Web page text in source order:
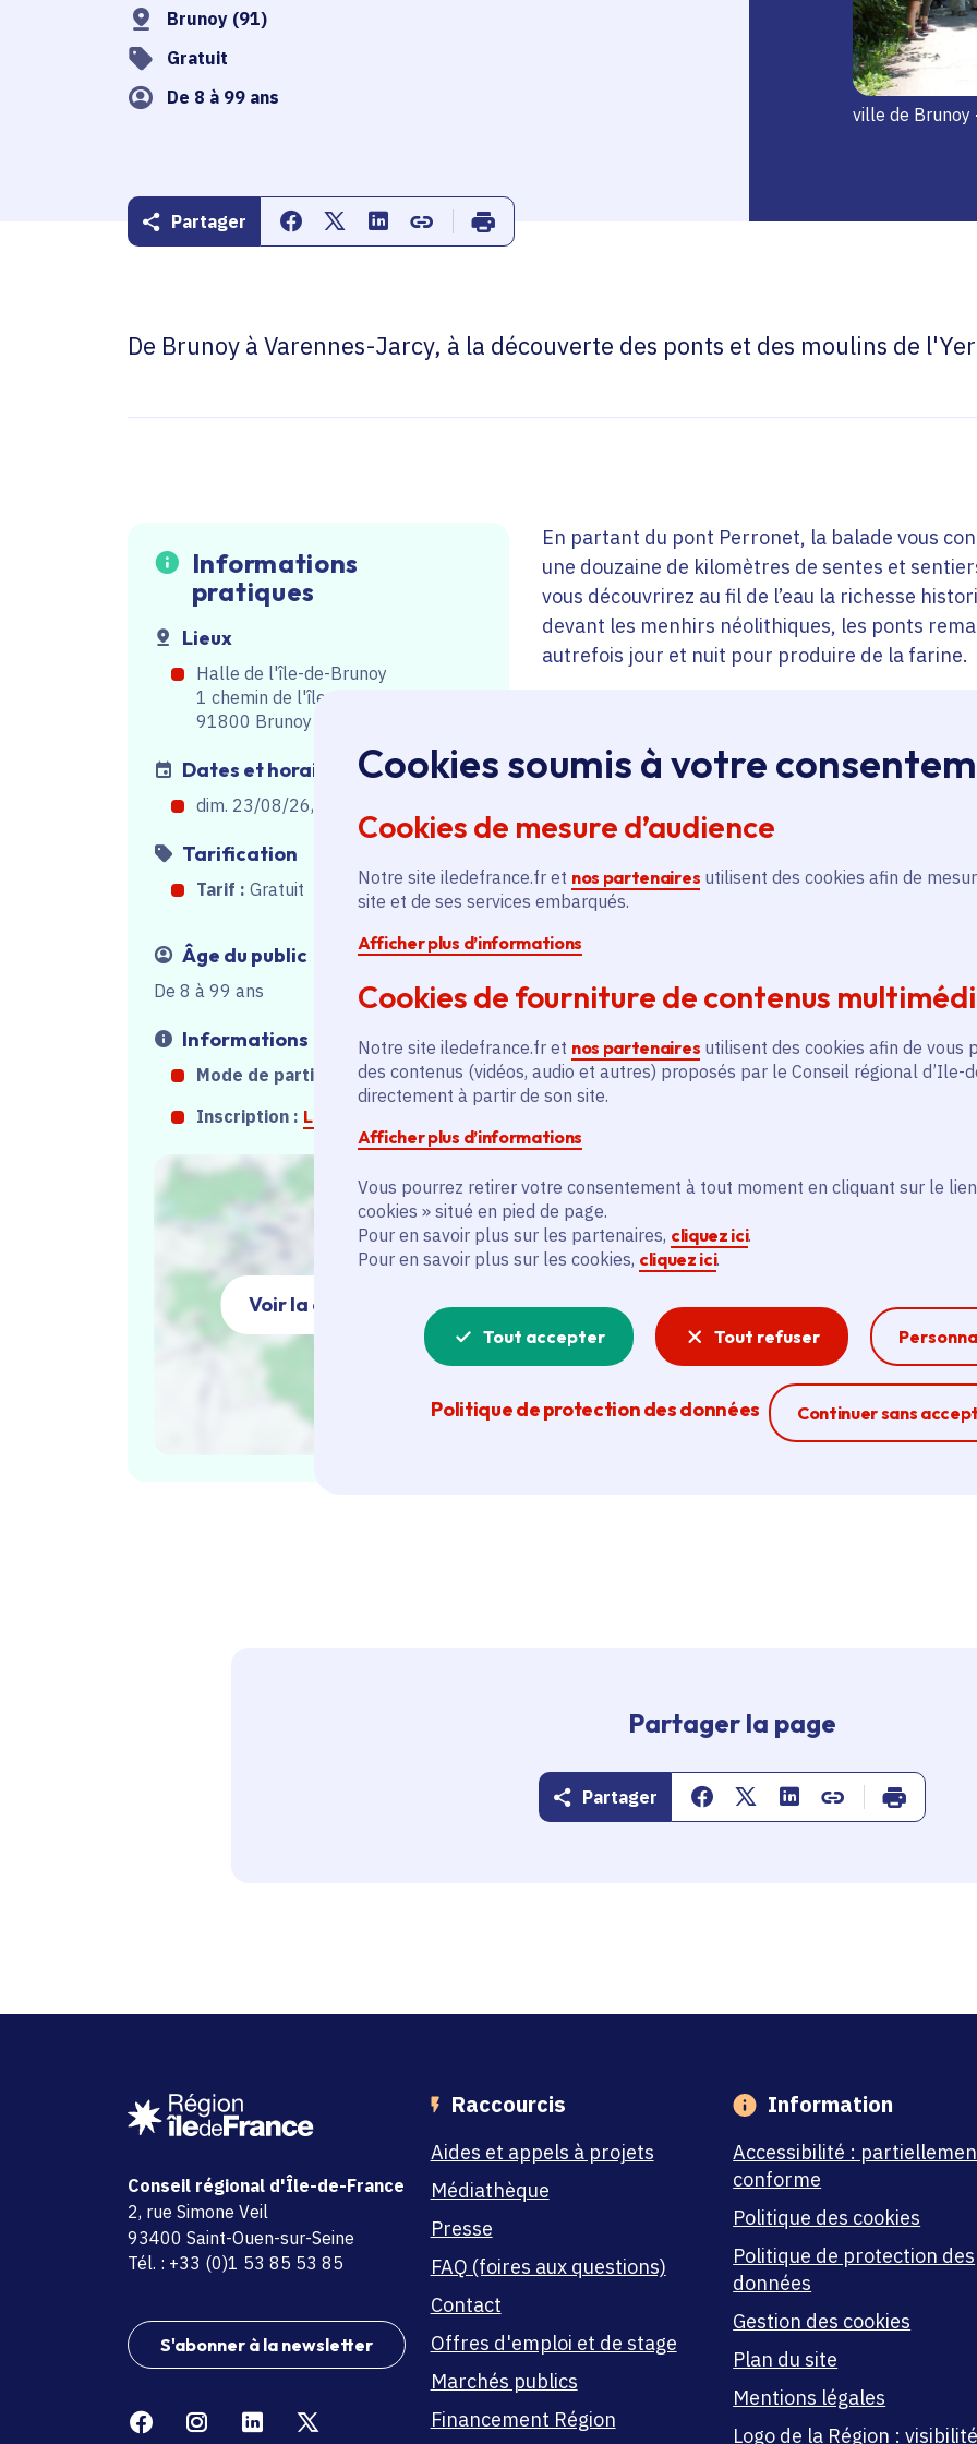
Cookies soumis à votre
Cookies de mesure d’audience
Notre site iledefrance.fr et nos partenaires utilisent des cookies afin de
site et de ses services embarqués.
Afficher plus d’informations
Cookies de fourniture de contenus
Notre site iledefrance.fr et nos partenaires utilisent des cookies afin de vous
des contenus (vidéos, audio et autres) proposés par le Conseil régional d’Ile-
directement à partir de son site.
Afficher plus d’informations
Vous pourrez retirer votre consentement à tout moment en cliquant sur le
cookies » situé en pied de page.
Pour en savoir plus sur les partenaires, cliquez ici.
Pour en savoir plus sur les cookies, cliquez ici.
Tout accepter Tout refuser
Politique de protection des données Continuer sans
Ferme la
Brunoy (91)
Gratuit
De 8 à 99 ans
Partager Partager sur Facebook
Partager sur Twitter
Partager sur Linkedin
Copier dans le presse-papier
Imprimer
ville de Brunoy
De Brunoy à Varennes-Jarcy, à la découverte des ponts et des moulins de
Informations
pratiques
Lieux
Halle de l'île-de-Brunoy
1 chemin de l'île 91800 Brunoy
91800 Brunoy
Dates et horaires
dim. 23/08/26, de 13h30
Tarification
Tarif : Gratuit
Âge du public
De 8 à 99 ans
Informations
Mode de participation :Sur place
Inscription : Lien inscription
Voir la carte
En partant du pont Perronet, la balade vous
une douzaine de kilomètres de sentes et
vous découvrirez au fil de l’eau la richesse
devant les menhirs néolithiques, les ponts
autrefois jour et nuit pour produire de la farine.
Prévoir une carte de transport ou l’achat d’un
la gare de Boussy-Saint-Antoine, ainsi que de
Partager la page
Partager Partager sur Facebook
Partager sur Twitter
Partager sur Linkedin
Copier dans le
Imprimer
Conseil régional d'Île-de-France
adresse
2, rue Simone Veil
code postal et commune
93400 Saint-Ouen-sur-Seine
Tél. : +33 (0)1 53 85 53 85
S'abonner à la newsletter
FacebookInstagramLinkedin
Raccourcis
Aides et appels à projets
Médiathèque
Presse
FAQ (foires aux questions)
Contact
Offres d'emploi et de stage
Marchés publics
Financement Région
Information
Accessibilité :
conforme
Politique des cookies
Politique de protection des
données
Gestion des cookies
Plan du site
Mentions légales
Logo de la Région :